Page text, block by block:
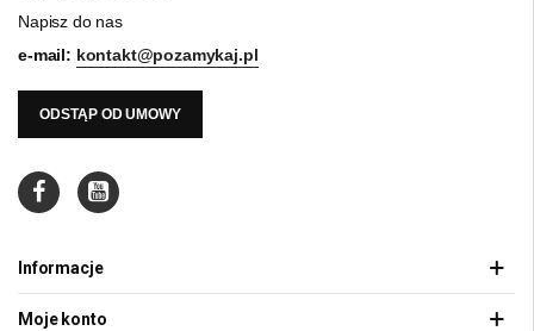
Napisz do nas
e-mail: kontakt@pozamykaj.pl
ODSTĄP OD UMOWY
Informacje
Moje konto